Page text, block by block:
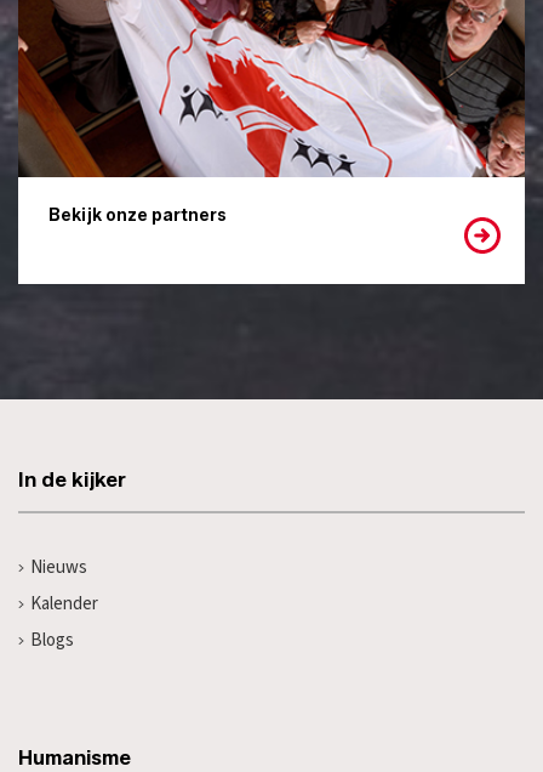
Bekijk onze partners
In de kijker
Nieuws
Kalender
Blogs
Humanisme